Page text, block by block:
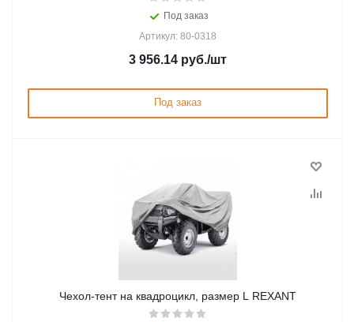
Под заказ
Артикул: 80-0318
3 956.14 руб./шт
Под заказ
Чеxол-тент на квадроцикл, размер L REXANT